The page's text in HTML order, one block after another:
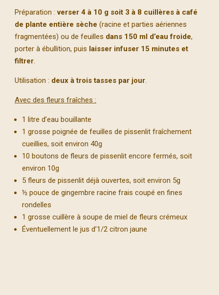
Préparation :verser 4 à 10 g soit 3 à 8 cuillères à café
de plante entière sèche (racine et parties aériennes
fragmentées) ou de feuilles dans 150 ml d’eau froide,
porter à ébullition, puis laisser infuser 15 minutes et
filtrer.
Utilisation : deux à trois tasses par jour.
Avec des fleurs fraîches :
1 litre d’eau bouillante
1 grosse poignée de feuilles de pissenlit fraîchement
cueillies, soit environ 40g
10 boutons de fleurs de pissenlit encore fermés, soit
environ 10g
5 fleurs de pissenlit déjà ouvertes, soit environ 5g
½ pouce de gingembre racine frais coupé en fines
rondelles
1 grosse cuillère à soupe de miel de fleurs crémeux
Éventuellement le jus d’1/2 citron jaune